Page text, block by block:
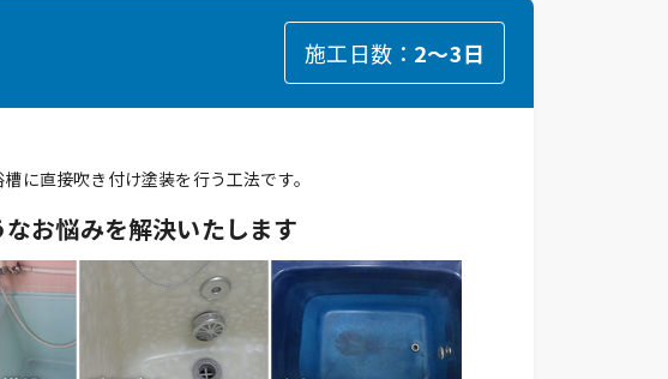
施工日数： 2～3日
に直接吹き付け塗装を行う工法です。
お悩みを解決いたします